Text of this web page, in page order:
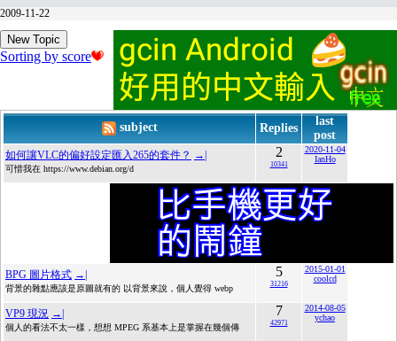
2009-11-22
New Topic
Sorting by score
subject Replies
last
post
如何讓VLC的偏好設定匯入265的套件？ →|
可惜我在 https://www.debian.org/d
2
10341
2020-11-04
IanHo
BPG 圖片格式 →|
背景的雜點應該是原圖就有的 以背景來說，個人覺得 webp
5
31216
2015-01-01
coolcd
VP9 現況 →|
個人的看法不太一樣，想想 MPEG 系基本上是掌握在幾個傳
7
42971
2014-08-05
ychao